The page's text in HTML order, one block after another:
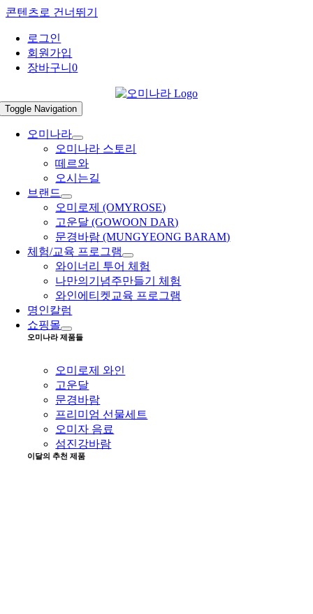
콘텐츠로 건너뛰기
로그인
회원가입
장바구니0
Toggle Navigation
오미나라
오미나라 스토리
떼르와
오시는길
브랜드
오미로제 (OMYROSE)
고운달 (GOWOON DAR)
문경바람 (MUNGYEONG BARAM)
체험/교육 프로그램
와이너리 투어 체험
나만의기념주만들기 체험
와인에티켓교육 프로그램
명인칼럼
쇼핑몰
오미나라 제품들
오미로제 와인
고운달
문경바람
프리미엄 선물세트
오미자 음료
섬진강바람
이달의 추천 제품